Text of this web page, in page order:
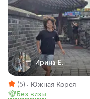
Ирина Е.
(5)
Южная Корея
Без визы